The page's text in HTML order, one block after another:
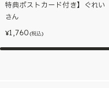
特典ポストカード付き】ぐれい
さん
¥1,760 (税込)